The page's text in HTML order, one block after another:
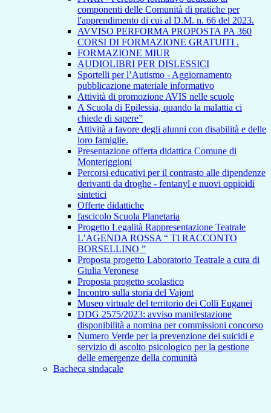
componenti delle Comunità di pratiche per
l'apprendimento di cui al D.M. n. 66 del 2023.
AVVISO PERFORMA PROPOSTA PA 360
CORSI DI FORMAZIONE GRATUITI .
FORMAZIONE MIUR
AUDIOLIBRI PER DISLESSICI
Sportelli per l’Autismo - Aggiornamento
pubblicazione materiale informativo
Attività di promozione AVIS nelle scuole
A Scuola di Epilessia, quando la malattia ci
chiede di sapere”
Attività a favore degli alunni con disabilità e delle
loro famiglie.
Presentazione offerta didattica Comune di
Monteriggioni
Percorsi educativi per il contrasto alle dipendenze
derivanti da droghe - fentanyl e nuovi oppioidi
sintetici
Offerte didattiche
fascicolo Scuola Planetaria
Progetto Legalità Rappresentazione Teatrale
L’AGENDA ROSSA “ TI RACCONTO
BORSELLINO ”
Proposta progetto Laboratorio Teatrale a cura di
Giulia Veronese
Proposta progetto scolastico
Incontro sulla storia del Vajont
Museo virtuale del territorio dei Colli Euganei
DDG 2575/2023: avviso manifestazione
disponibilità a nomina per commissioni concorso
Numero Verde per la prevenzione dei suicidi e
servizio di ascolto psicologico per la gestione
delle emergenze della comunità
Bacheca sindacale